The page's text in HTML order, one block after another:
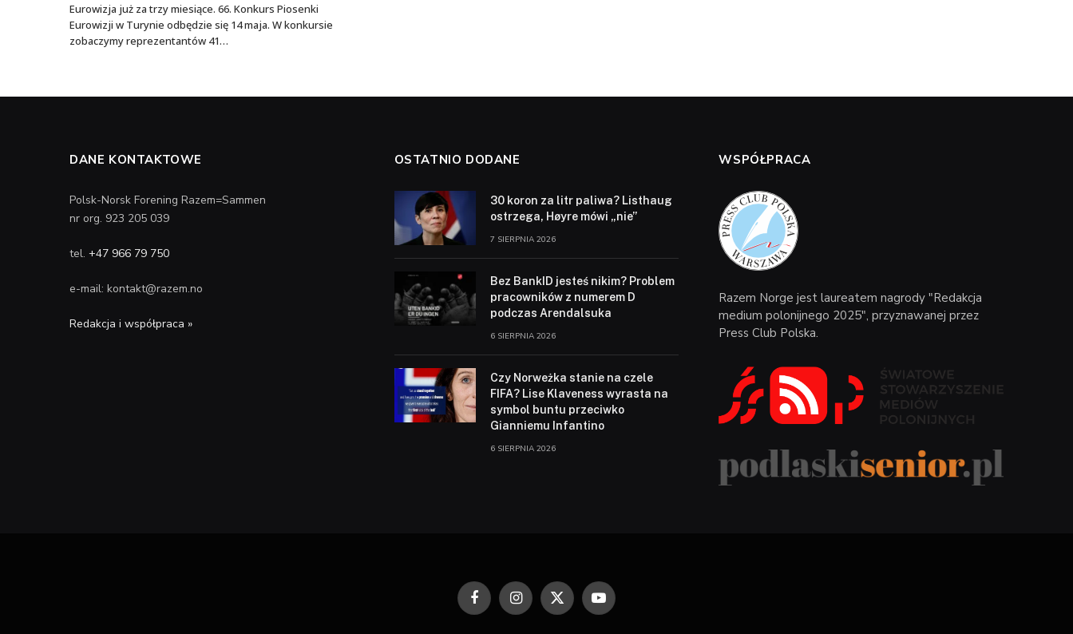
Eurowizja już za trzy miesiące. 66. Konkurs Piosenki
Eurowizji w Turynie odbędzie się 14 maja. W konkursie
zobaczymy reprezentantów 41…
DANE KONTAKTOWE
Polsk-Norsk Forening Razem=Sammen
nr org. 923 205 039
tel. +47 966 79 750
e-mail: kontakt@razem.no
Redakcja i współpraca »
OSTATNIO DODANE
30 koron za litr paliwa? Listhaug
ostrzega, Høyre mówi „nie”
7 SIERPNIA 2026
Bez BankID jesteś nikim? Problem
pracowników z numerem D
podczas Arendalsuka
6 SIERPNIA 2026
Czy Norweżka stanie na czele
FIFA? Lise Klaveness wyrasta na
symbol buntu przeciwko
Gianniemu Infantino
6 SIERPNIA 2026
WSPÓŁPRACA
Razem Norge jest laureatem nagrody "Redakcja
medium polonijnego 2025", przyznawanej przez
Press Club Polska.
FacebookInstagram
X
(Twitter)
YouTube